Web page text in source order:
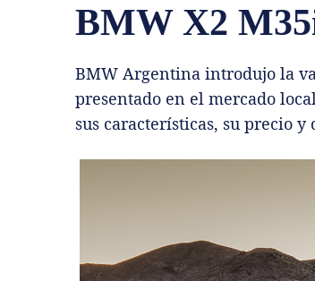
BMW X2
BMW Argentina introdujo la
presentado en el mercado
sus características, su precio